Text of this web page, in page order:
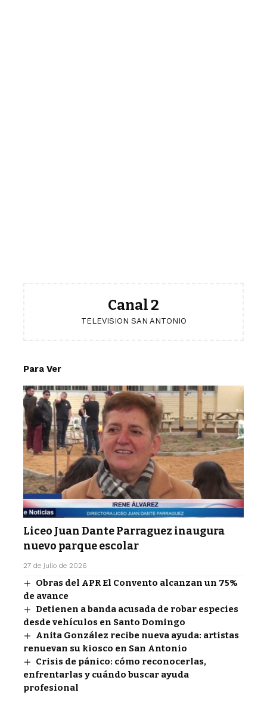
Canal 2
TELEVISION SAN ANTONIO
Para Ver
Liceo Juan Dante Parraguez inaugura
nuevo parque escolar
27 de julio de 2026
Obras del APR El Convento alcanzan un 75%
de avance
Detienen a banda acusada de robar especies
desde vehículos en Santo Domingo
Anita González recibe nueva ayuda: artistas
renuevan su kiosco en San Antonio
Crisis de pánico: cómo reconocerlas,
enfrentarlas y cuándo buscar ayuda
profesional